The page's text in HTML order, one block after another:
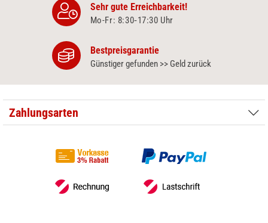
Sehr gute Erreichbarkeit!
Mo-Fr: 8:30‑17:30 Uhr
Bestpreisgarantie
Günstiger gefunden >> Geld zurück
Zahlungsarten